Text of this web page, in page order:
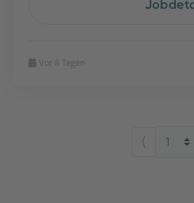
Vor 8 Tagen
⟨